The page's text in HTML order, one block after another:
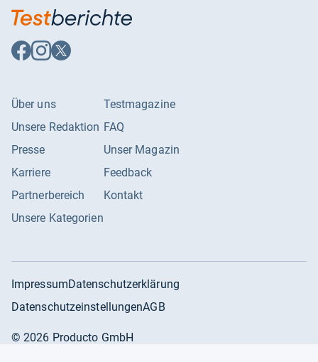
Auf
Facebook
Auf
Instagram
Auf
X
Über uns
Unsere Redaktion
Presse
Karriere
Partnerbereich
Unsere Kategorien
Testmagazine
FAQ
Unser Magazin
Feedback
Kontakt
ImpressumDatenschutzerklärung
DatenschutzeinstellungenAGB
©2026 Producto GmbH